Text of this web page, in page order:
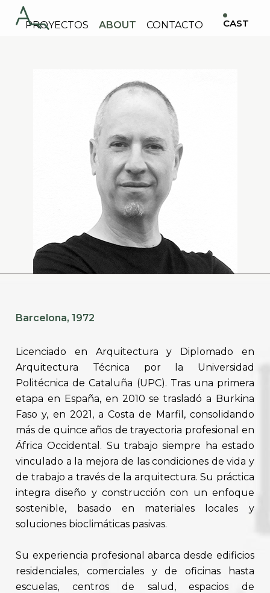
PROYECTOS ABOUT CONTACTO
CAST
Barcelona, 1972
Licenciado en Arquitectura y Diplomado en
Arquitectura Técnica por la Universidad
Politécnica de Cataluña (UPC). Tras una primera
etapa en España, en 2010 se trasladó a Burkina
Faso y, en 2021, a Costa de Marfil, consolidando
más de quince años de trayectoria profesional en
África Occidental. Su trabajo siempre ha estado
vinculado a la mejora de las condiciones de vida y
de trabajo a través de la arquitectura. Su práctica
integra diseño y construcción con un enfoque
sostenible, basado en materiales locales y
soluciones bioclimáticas pasivas.
Su experiencia profesional abarca desde edificios
residenciales, comerciales y de oficinas hasta
escuelas, centros de salud, espacios de